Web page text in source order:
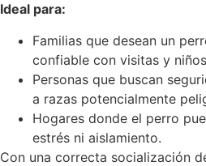
Ideal para:
Familias que desean un
confiable con visitas y
Personas que buscan
a razas potencialmente
Hogares donde el perro
estrés ni aislamiento.
Con una correcta socialización